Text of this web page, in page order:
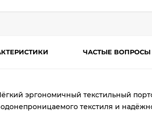
ЧАСТЫЕ ВОПРОСЫ
эргономичный текстильный
текстиля и